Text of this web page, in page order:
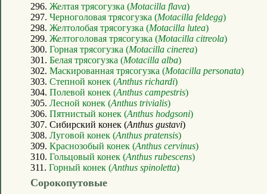
296. Желтая трясогузка (Motacilla flava)
297. Черноголовая трясогузка (Motacilla feldegg)
298. Желтолобая трясогузка (Motacilla lutea)
299. Желтоголовая трясогузка (Motacilla citreola)
300. Горная трясогузка (Motacilla cinerea)
301. Белая трясогузка (Motacilla alba)
302. Маскированная трясогузка (Motacilla personata)
303. Степной конек (Anthus richardi)
304. Полевой конек (Anthus campestris)
305. Лесной конек (Anthus trivialis)
306. Пятнистый конек (Anthus hodgsoni)
307. Сибирский конек (Anthus gustavi)
308. Луговой конек (Anthus pratensis)
309. Краснозобый конек (Anthus cervinus)
310. Гольцовый конек (Anthus rubescens)
311. Горный конек (Anthus spinoletta)
Сорокопутовые